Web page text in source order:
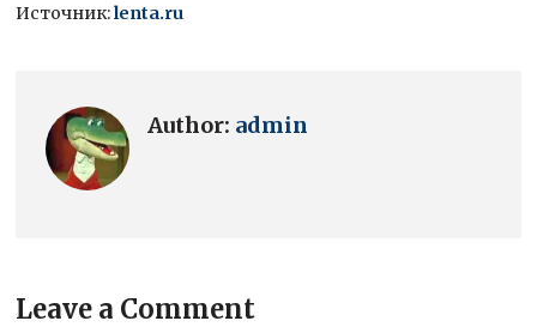
Источник:lenta.ru
Author: admin
Leave a Comment